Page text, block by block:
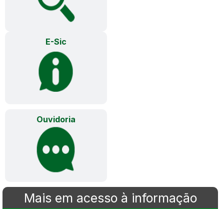
E-Sic
Ouvidoria
Mais em acesso à informação